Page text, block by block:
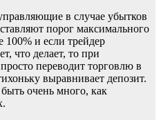
в случае убытков
порог максимального
100% и если трейдер
что делает, то при
переводит торговлю в
выравнивает депозит.
очень много, как